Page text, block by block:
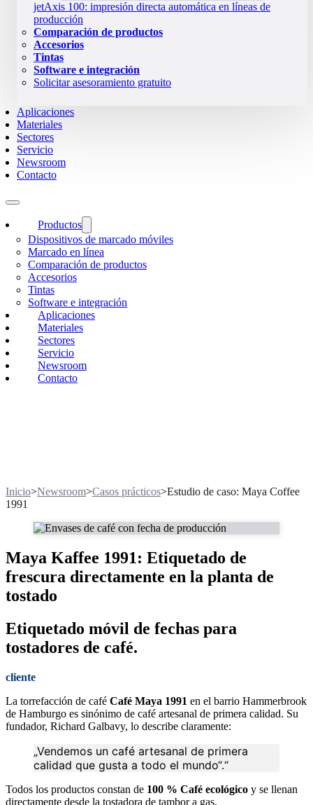
jetAxis 100: impresión directa automática en líneas de
producción
Comparación de productos
Accesorios
Tintas
Software e integración
Solicitar asesoramiento gratuito
Aplicaciones
Materiales
Sectores
Servicio
Newsroom
Contacto
Productos
Dispositivos de marcado móviles
Marcado en línea
Comparación de productos
Accesorios
Tintas
Software e integración
Aplicaciones
Materiales
Sectores
Servicio
Newsroom
Contacto
Inicio>Newsroom>Casos prácticos>Estudio de caso: Maya Coffee
1991
Maya Kaffee 1991: Etiquetado de
frescura directamente en la planta de
tostado
Etiquetado móvil de fechas para
tostadores de café.
cliente
La torrefacción de café Café Maya 1991 en el barrio Hammerbrook
de Hamburgo es sinónimo de café artesanal de primera calidad. Su
fundador, Richard Galbavy, lo describe claramente:
„Vendemos un café artesanal de primera
calidad que gusta a todo el mundo“.“
Todos los productos constan de 100 % Café ecológico y se llenan
directamente desde la tostadora de tambor a gas.